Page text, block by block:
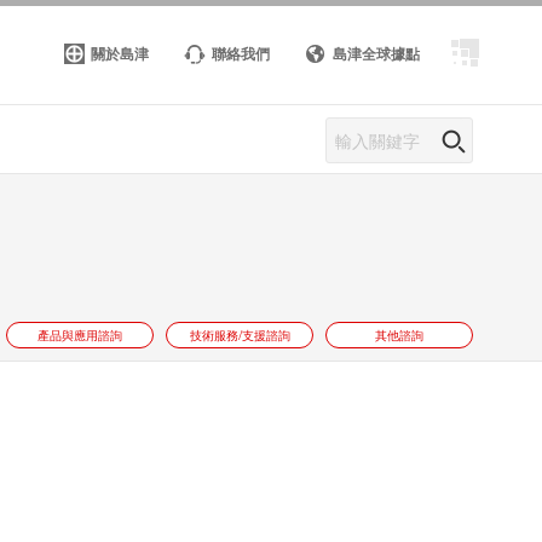
關於島津 聯絡我們 島津全球據點
產品與應用諮詢 技術服務/支援諮詢 其他諮詢